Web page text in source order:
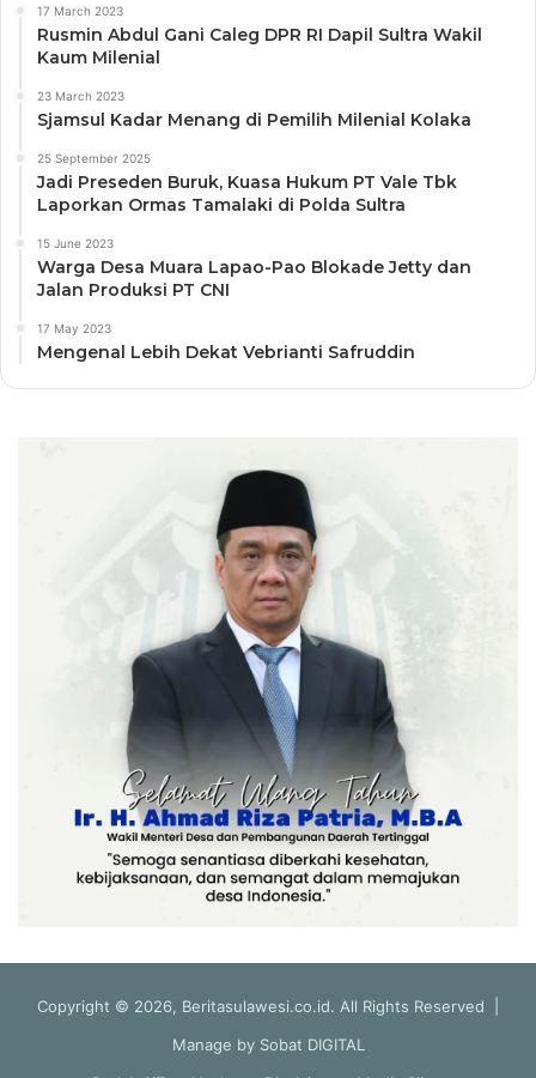
17 March 2023
Rusmin Abdul Gani Caleg DPR RI Dapil Sultra Wakil
Kaum Milenial
23 March 2023
Sjamsul Kadar Menang di Pemilih Milenial Kolaka
25 September 2025
Jadi Preseden Buruk, Kuasa Hukum PT Vale Tbk
Laporkan Ormas Tamalaki di Polda Sultra
15 June 2023
Warga Desa Muara Lapao-Pao Blokade Jetty dan
Jalan Produksi PT CNI
17 May 2023
Mengenal Lebih Dekat Vebrianti Safruddin
Copyright © 2026, Beritasulawesi.co.id. All Rights Reserved |
Manage by Sobat DIGITAL